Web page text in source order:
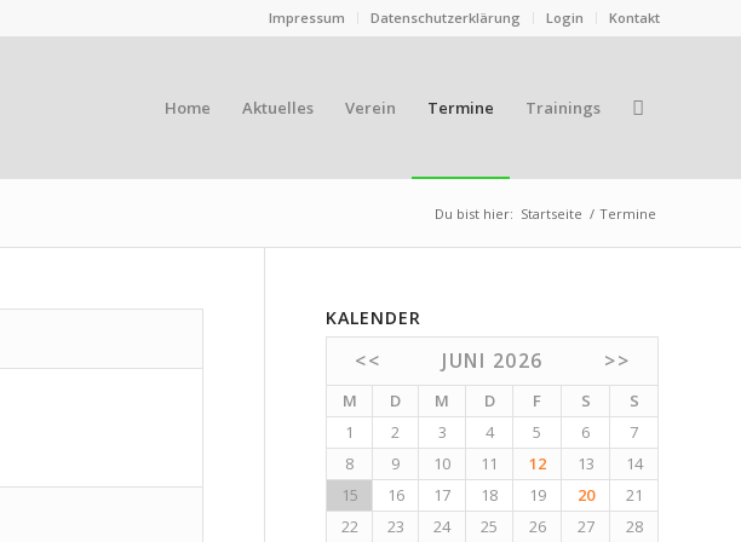
Impressum Datenschutzerklärung Login Kontakt
Home Aktuelles Verein Termine Trainings
Du bist hier: Startseite / Termine
KALENDER
<< JUNI 2026 >>
M D M D F S
S
1
2 3 4 5 6
7
8
9 10 11 12 13
14
15
16 17 18 19 20
21
22
23 24 25 26 27
28